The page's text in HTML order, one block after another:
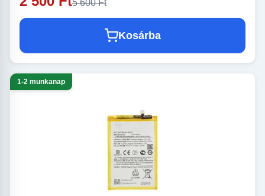
5 600 Ft
Kosárba
1-2 munkanap